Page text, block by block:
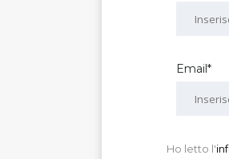
Email*
Ho letto l'